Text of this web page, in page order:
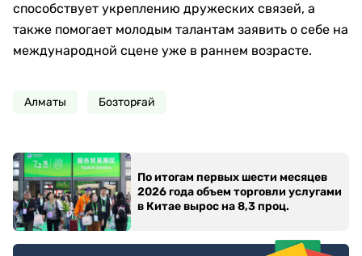
способствует укреплению дружеских связей, а
также помогает молодым талантам заявить о себе на
международной сцене уже в раннем возрасте.
Алматы Бозторғай
По итогам первых шести месяцев
2026 года объем торговли услугами
в Китае вырос на 8,3 проц.